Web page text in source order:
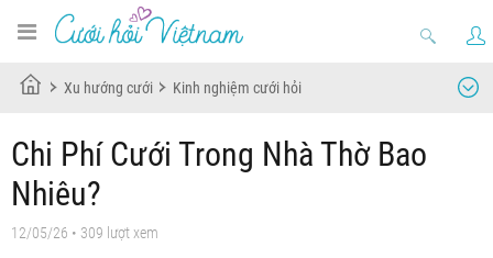
Xu hướng cưới Kinh nghiệm cưới hỏi
Chi Phí Cưới Trong Nhà Thờ Bao
Nhiêu?
12/05/26 • 309 lượt xem